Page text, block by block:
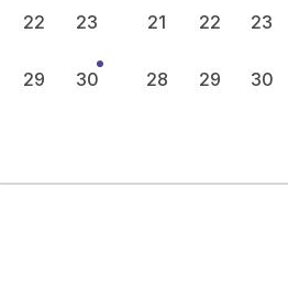
22 23
29 30
21 22 23
28 29 30
Fiyatlar için tarih seçiniz.